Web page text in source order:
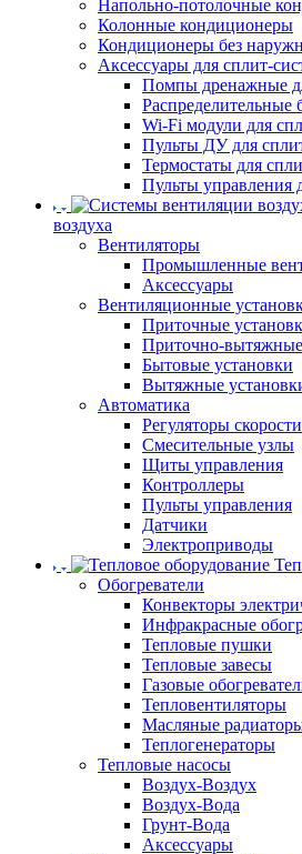
Напольно-потолочные
Колонные кондиционеры
Кондиционеры без
Аксессуары для сплит-
Помпы дренажные
Распределительные
Wi-Fi модули для
Пульты ДУ для
Термостаты для
Пульты управления
воздуха
Вентиляторы
Промышленные
Аксессуары
Вентиляционные
Приточные
Приточно-вытяжные
Бытовые установки
Вытяжные
Автоматика
Регуляторы скорости
Смесительные узлы
Щиты управления
Контроллеры
Пульты управления
Датчики
Электроприводы
Обогреватели
Конвекторы
Инфракрасные
Тепловые пушки
Тепловые завесы
Газовые
Тепловентиляторы
Масляные
Теплогенераторы
Тепловые насосы
Воздух-Воздух
Воздух-Вода
Грунт-Вода
Аксессуары